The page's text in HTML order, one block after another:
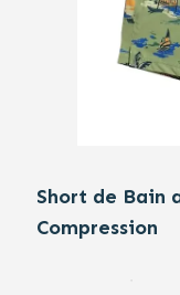
Short de Bain
Compression